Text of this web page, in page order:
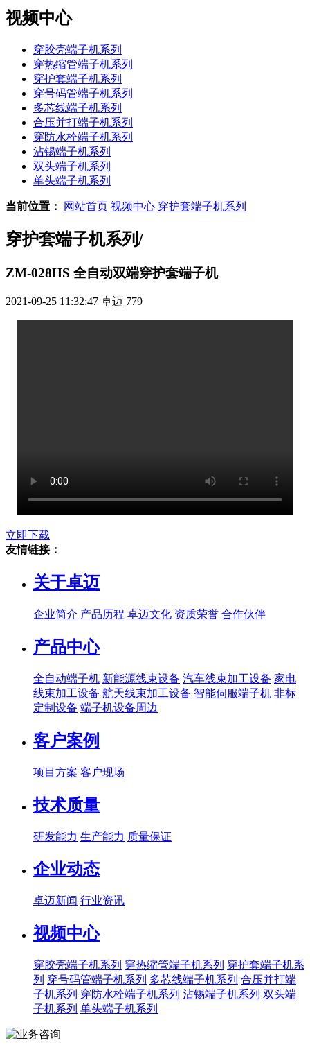
视频中心
穿胶壳端子机系列
穿热缩管端子机系列
穿护套端子机系列
穿号码管端子机系列
多芯线端子机系列
合压并打端子机系列
穿防水栓端子机系列
沾锡端子机系列
双头端子机系列
单头端子机系列
当前位置： 网站首页 视频中心 穿护套端子机系列
穿护套端子机系列/
ZM-028HS 全自动双端穿护套端子机
2021-09-25 11:32:47 卓迈 779
立即下载
友情链接：
关于卓迈
企业简介 产品历程 卓迈文化 资质荣誉 合作伙伴
产品中心
全自动端子机 新能源线束设备 汽车线束加工设备 家电
线束加工设备 航天线束加工设备 智能伺服端子机 非标
定制设备 端子机设备周边
客户案例
项目方案 客户现场
技术质量
研发能力 生产能力 质量保证
企业动态
卓迈新闻 行业资讯
视频中心
穿胶壳端子机系列 穿热缩管端子机系列 穿护套端子机系
列 穿号码管端子机系列 多芯线端子机系列 合压并打端
子机系列 穿防水栓端子机系列 沾锡端子机系列 双头端
子机系列 单头端子机系列